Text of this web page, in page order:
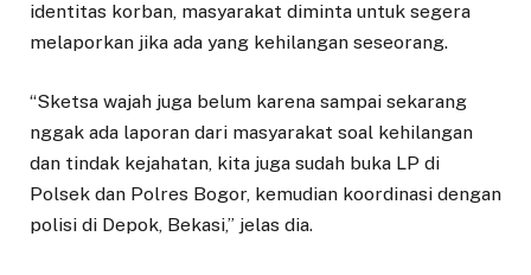
identitas korban, masyarakat diminta untuk segera
melaporkan jika ada yang kehilangan seseorang.
“Sketsa wajah juga belum karena sampai sekarang
nggak ada laporan dari masyarakat soal kehilangan
dan tindak kejahatan, kita juga sudah buka LP di
Polsek dan Polres Bogor, kemudian koordinasi dengan
polisi di Depok, Bekasi,” jelas dia.